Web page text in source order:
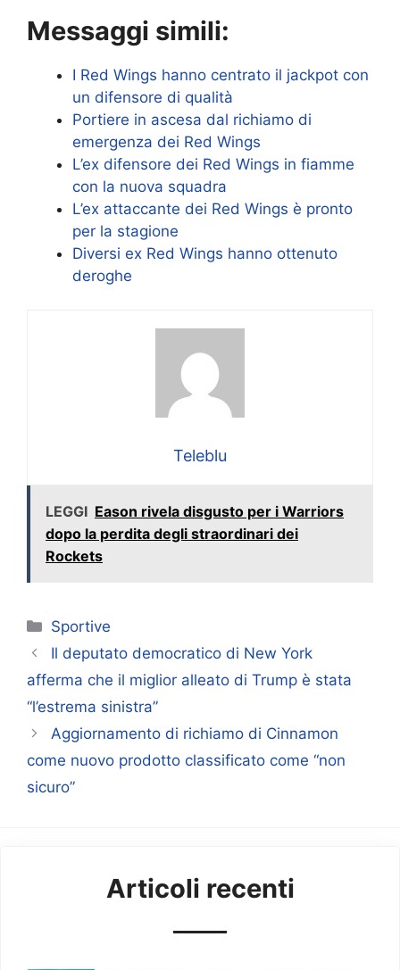
Messaggi simili:
I Red Wings hanno centrato il jackpot con
un difensore di qualità
Portiere in ascesa dal richiamo di
emergenza dei Red Wings
L’ex difensore dei Red Wings in fiamme
con la nuova squadra
L’ex attaccante dei Red Wings è pronto
per la stagione
Diversi ex Red Wings hanno ottenuto
deroghe
Teleblu
LEGGI Eason rivela disgusto per i Warriors
dopo la perdita degli straordinari dei
Rockets
Categorie
Sportive
Il deputato democratico di New York
afferma che il miglior alleato di Trump è stata
“l’estrema sinistra”
Aggiornamento di richiamo di Cinnamon
come nuovo prodotto classificato come “non
sicuro”
Articoli recenti